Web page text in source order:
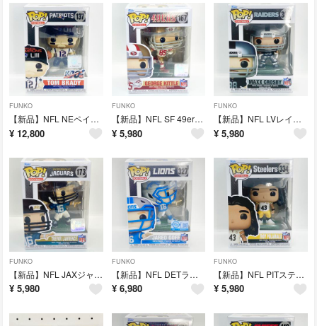
FUNKO
【新品】NFL NEペイトリオッツ QB #12 トム・ブレイディ #137
¥ 12,800
FUNKO
【新品】NFL SF 49ers TE #85 ジョージ・キトル #167
¥ 5,980
FUNKO
【新品】NFL LVレイダース DE #98 マックス・クロスビー #308
¥ 5,980
FUNKO
【新品】NFL JAXジャガーズ QB #16 トレバー・ローレンス #173
¥ 5,980
FUNKO
【新品】NFL DETライオンズ QB #16 ジャレッド・ゴフ #327
¥ 6,980
FUNKO
【新品】NFL PITスティーラーズ SS #43 トロイ・ポラマル #334
¥ 5,980